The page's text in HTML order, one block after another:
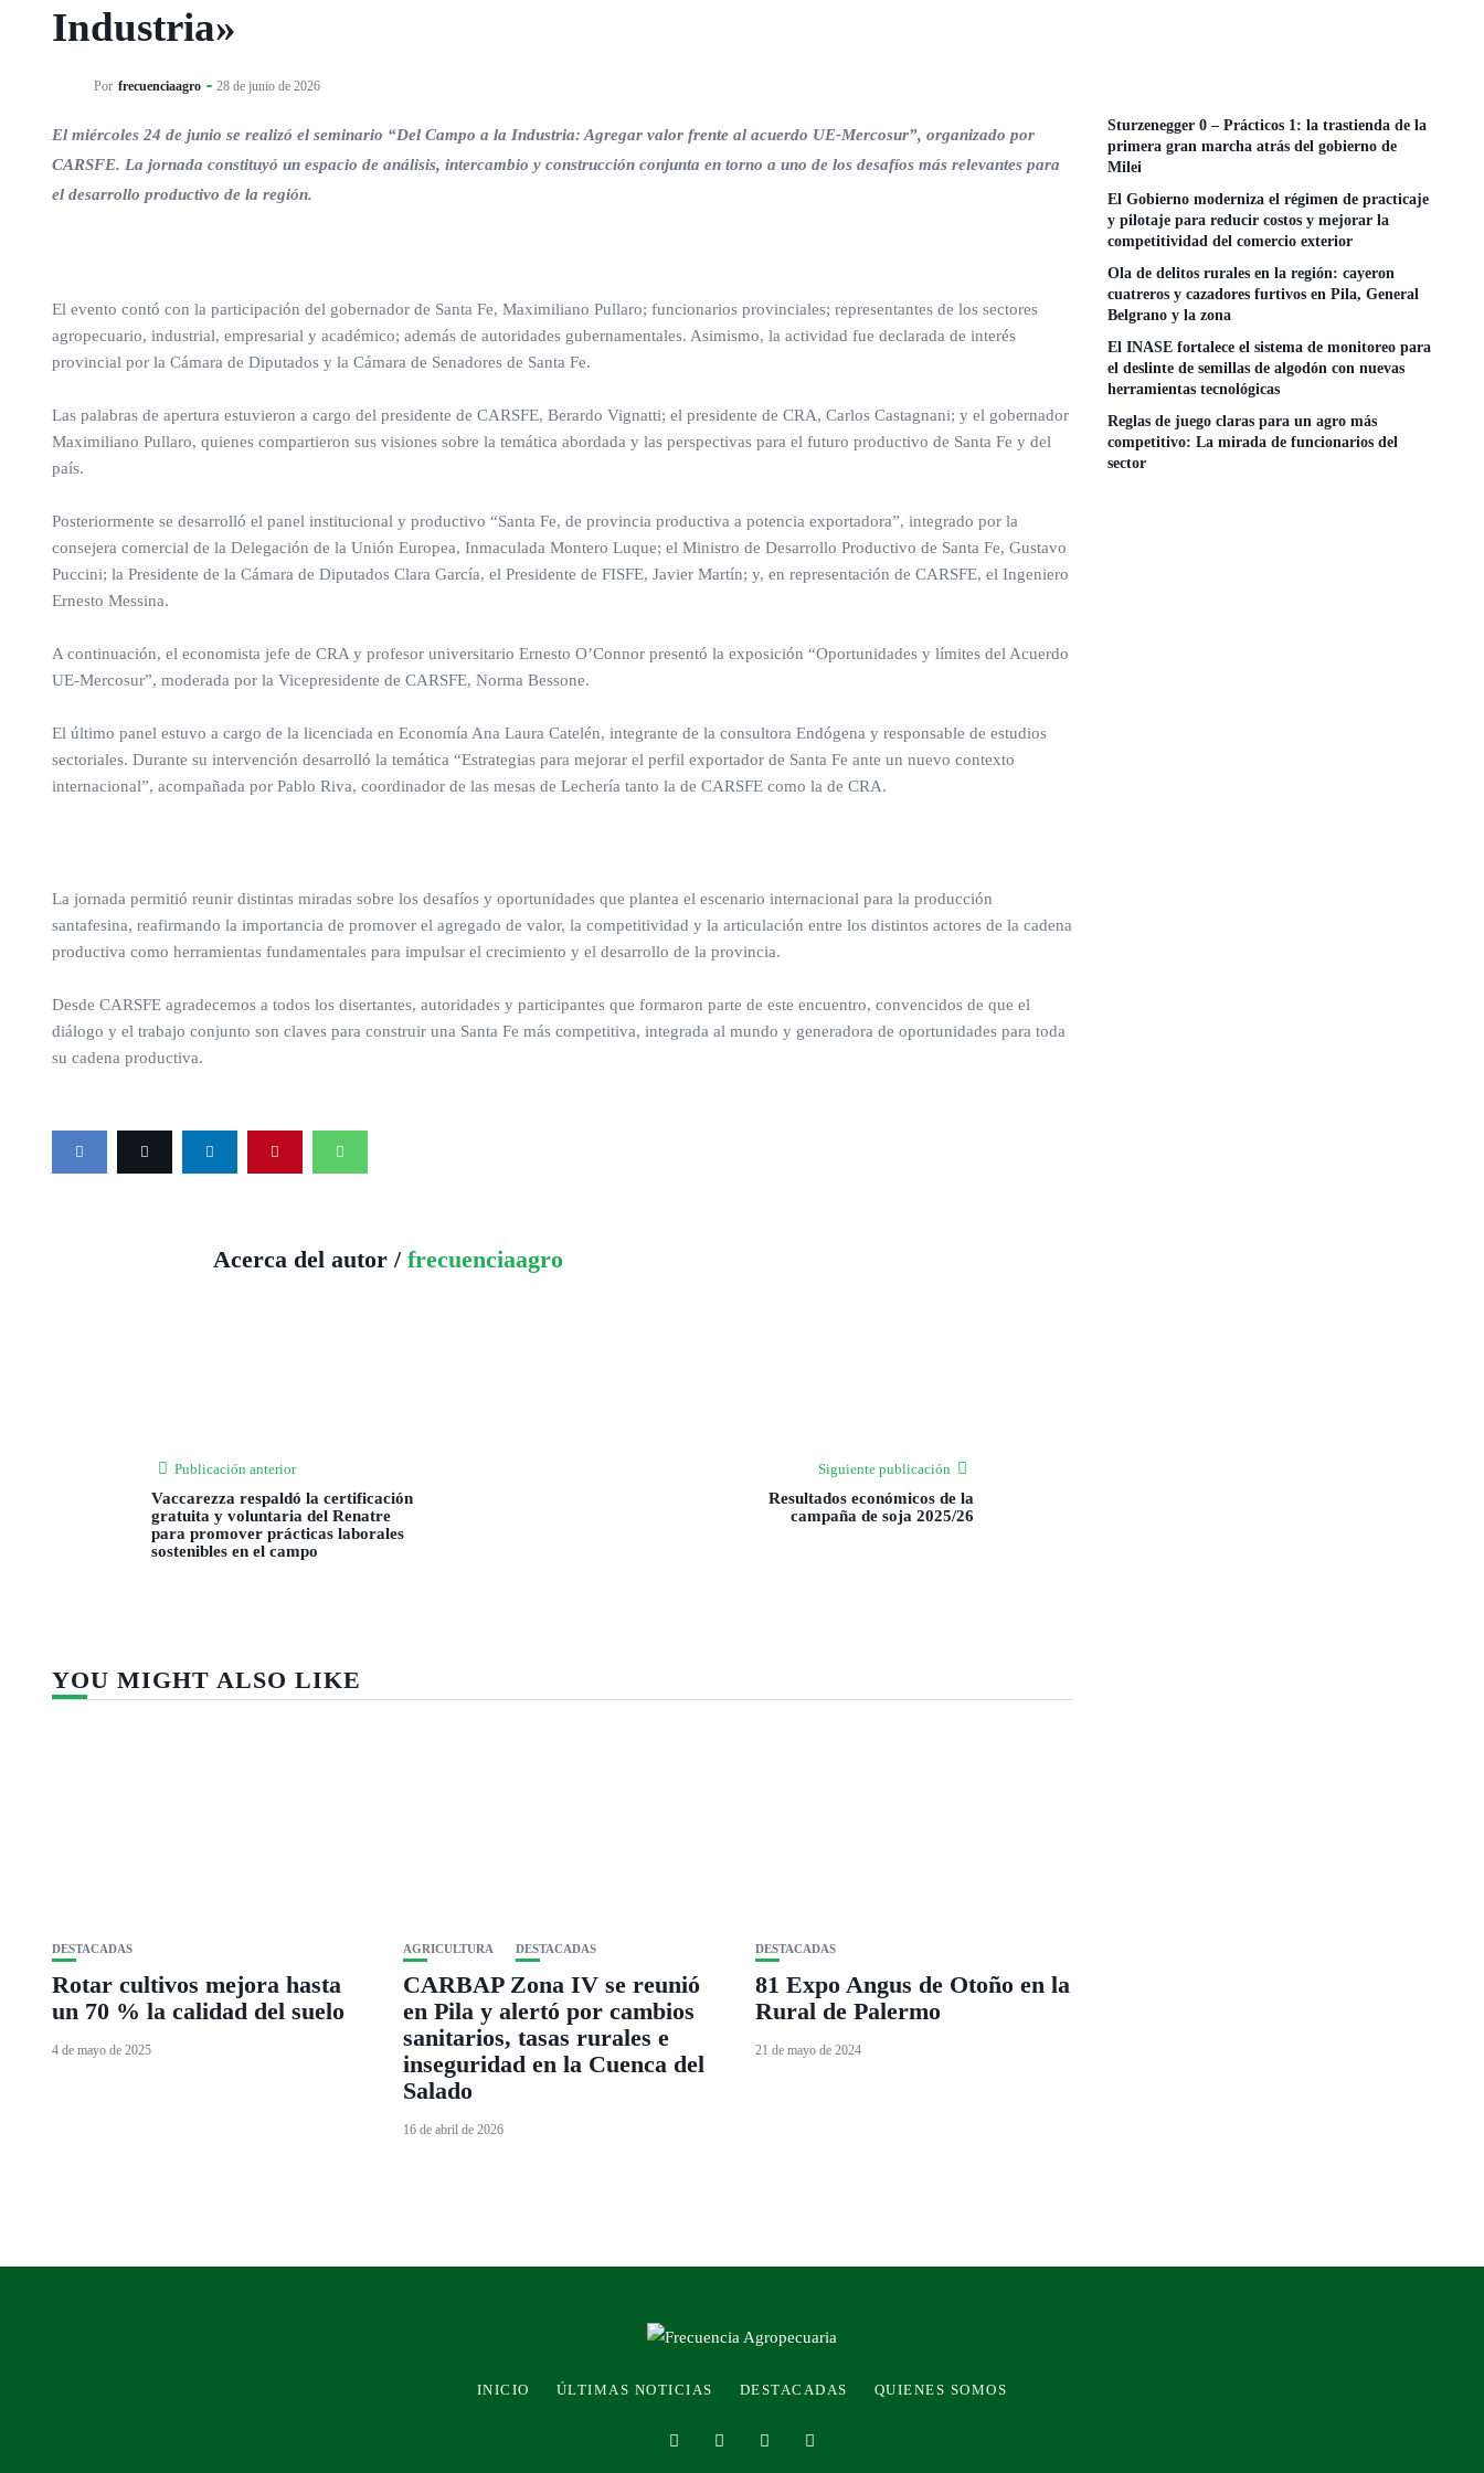
Industria»
Por frecuenciaagro 28 de junio de 2026
El miércoles 24 de junio se realizó el seminario “Del Campo a la Industria: Agregar valor frente al acuerdo UE-Mercosur”, organizado por
CARSFE. La jornada constituyó un espacio de análisis, intercambio y construcción conjunta en torno a uno de los desafíos más relevantes para
el desarrollo productivo de la región.
El evento contó con la participación del gobernador de Santa Fe, Maximiliano Pullaro; funcionarios provinciales; representantes de los sectores
agropecuario, industrial, empresarial y académico; además de autoridades gubernamentales. Asimismo, la actividad fue declarada de interés
provincial por la Cámara de Diputados y la Cámara de Senadores de Santa Fe.
Las palabras de apertura estuvieron a cargo del presidente de CARSFE, Berardo Vignatti; el presidente de CRA, Carlos Castagnani; y el gobernador
Maximiliano Pullaro, quienes compartieron sus visiones sobre la temática abordada y las perspectivas para el futuro productivo de Santa Fe y del
país.
Posteriormente se desarrolló el panel institucional y productivo “Santa Fe, de provincia productiva a potencia exportadora”, integrado por la
consejera comercial de la Delegación de la Unión Europea, Inmaculada Montero Luque; el Ministro de Desarrollo Productivo de Santa Fe, Gustavo
Puccini; la Presidente de la Cámara de Diputados Clara García, el Presidente de FISFE, Javier Martín; y, en representación de CARSFE, el Ingeniero
Ernesto Messina.
A continuación, el economista jefe de CRA y profesor universitario Ernesto O’Connor presentó la exposición “Oportunidades y límites del Acuerdo
UE-Mercosur”, moderada por la Vicepresidente de CARSFE, Norma Bessone.
El último panel estuvo a cargo de la licenciada en Economía Ana Laura Catelén, integrante de la consultora Endógena y responsable de estudios
sectoriales. Durante su intervención desarrolló la temática “Estrategias para mejorar el perfil exportador de Santa Fe ante un nuevo contexto
internacional”, acompañada por Pablo Riva, coordinador de las mesas de Lechería tanto la de CARSFE como la de CRA.
La jornada permitió reunir distintas miradas sobre los desafíos y oportunidades que plantea el escenario internacional para la producción
santafesina, reafirmando la importancia de promover el agregado de valor, la competitividad y la articulación entre los distintos actores de la cadena
productiva como herramientas fundamentales para impulsar el crecimiento y el desarrollo de la provincia.
Desde CARSFE agradecemos a todos los disertantes, autoridades y participantes que formaron parte de este encuentro, convencidos de que el
diálogo y el trabajo conjunto son claves para construir una Santa Fe más competitiva, integrada al mundo y generadora de oportunidades para toda
su cadena productiva.
Acerca del autor / frecuenciaagro
Publicación anterior
Vaccarezza respaldó la certificación
gratuita y voluntaria del Renatre
para promover prácticas laborales
sostenibles en el campo
Siguiente publicación
Resultados económicos de la
campaña de soja 2025/26
YOU MIGHT ALSO LIKE
DESTACADAS
Rotar cultivos mejora hasta
un 70 % la calidad del suelo
4 de mayo de 2025
AGRICULTURA DESTACADAS
CARBAP Zona IV se reunió
en Pila y alertó por cambios
sanitarios, tasas rurales e
inseguridad en la Cuenca del
Salado
16 de abril de 2026
DESTACADAS
81 Expo Angus de Otoño en la
Rural de Palermo
21 de mayo de 2024
Sturzenegger 0 – Prácticos 1: la trastienda de la
primera gran marcha atrás del gobierno de
Milei
El Gobierno moderniza el régimen de practicaje
y pilotaje para reducir costos y mejorar la
competitividad del comercio exterior
Ola de delitos rurales en la región: cayeron
cuatreros y cazadores furtivos en Pila, General
Belgrano y la zona
El INASE fortalece el sistema de monitoreo para
el deslinte de semillas de algodón con nuevas
herramientas tecnológicas
Reglas de juego claras para un agro más
competitivo: La mirada de funcionarios del
sector
INICIO ÚLTIMAS NOTICIAS DESTACADAS QUIENES SOMOS